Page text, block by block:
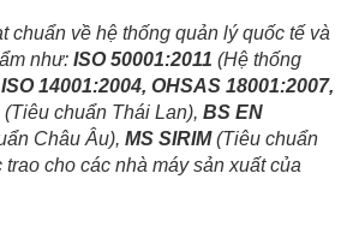
về hệ thống quản lý quốc tế và
như: ISO 50001:2011 (Hệ thống
ISO 14001:2004, OHSAS 18001:2007,
(Tiêu chuẩn Thái Lan), BS EN
Châu Âu), MS SIRIM(Tiêu chuẩn
cho các nhà máy sản xuất của